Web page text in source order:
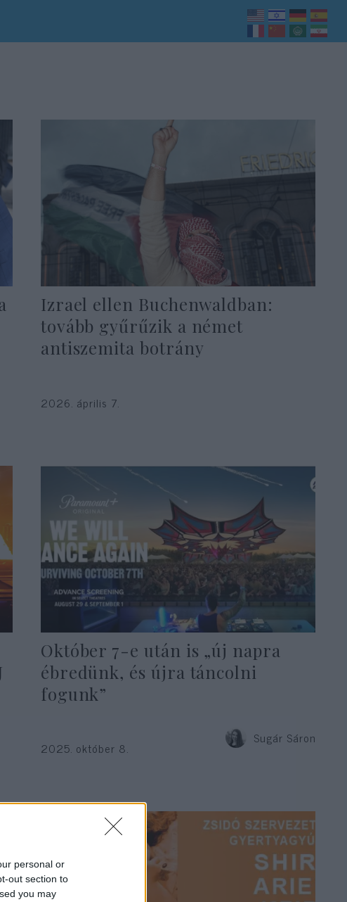
personal or
out section to
you may
Izrael ellen Buchenwaldban:
tovább gyűrűzik a német
antiszemita botrány
2026. április 7.
Október 7-e után is „új napra
ébredünk, és újra táncolni
fogunk”
Sugár Sáron
2025. október 8.